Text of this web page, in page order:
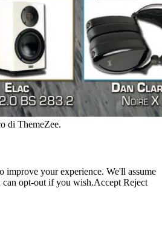
di ThemeZee.
improve your experience. We'll assume
opt-out if you wish.Accept Reject